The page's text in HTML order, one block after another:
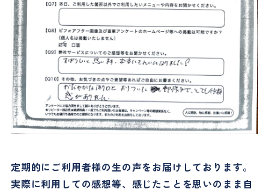
定期的にご利用者様の生の声をお届けしております。
実際に利用しての感想等、感じたことを思いのまま自